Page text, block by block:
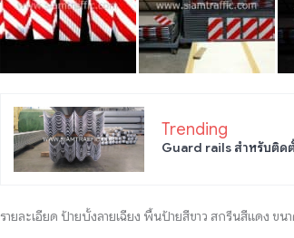
Trending
Guard rails สำหรับติดตั้
รายละเอียด ป้ายบั้งลายเฉียง พื้นป้ายสีขาว สกรีนสีแดง ขน